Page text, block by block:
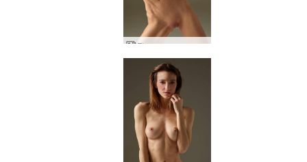
Flora passa og skemmtileg